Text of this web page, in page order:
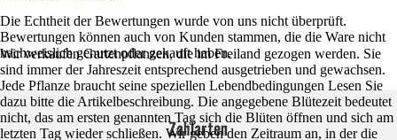
Wir verkaufen Gartenpflanzen, die im Freiland gezogen werden. Sie
sind immer der Jahreszeit entsprechend ausgetrieben und gewachsen.
Jede Pflanze braucht seine speziellen Lebendbedingungen Lesen Sie
dazu bitte die Artikelbeschreibung. Die angegebene Blütezeit bedeutet
nicht, das am ersten genannten Tag sich die Blüten öffnen und sich am
letzten Tag wieder schließen. Wir geben den Zeitraum an, in der die
Die Echtheit der Bewertungen wurde von uns nicht überprüft.
Bewertungen können auch von Kunden stammen, die die Ware nicht
nachweislich genutzt oder gekauft haben.
Zahlarten